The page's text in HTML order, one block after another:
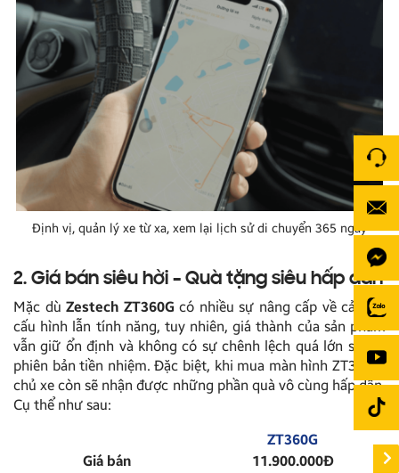
Định vị, quản lý xe từ xa, xem lại lịch sử di chuyển 365 ngày
2. Giá bán siêu hời – Quà tặng siêu hấp dẫn
Mặc dùZestech ZT360Gcó nhiều sự nâng cấp về cả mặt
cấu hình lẫn tính năng, tuy nhiên, giá thành của sản phẩm
vẫn giữ ổn định và không có sự chênh lệch quá lớn so với
phiên bản tiền nhiệm. Đặc biệt, khi mua màn hình ZT360G,
chủ xe còn sẽ nhận được những phần quà vô cùng hấp dẫn.
Cụ thể như sau:
ZT360G
Giá bán
11.900.000Đ